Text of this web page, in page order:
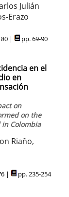
Julián
Erazo
| pp. 69-90
en el
en
on
on the
Colombia
Riaño,
| pp. 235-254